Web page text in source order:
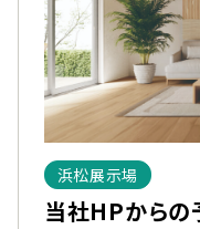
浜松展示場
当社HPからの